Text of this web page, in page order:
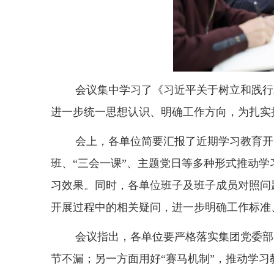
会议集中学习了《习近平关于树立和践
进一步统一思想认识、明确工作方向，为扎
会上，各单位简要汇报了近期学习教育
班、“三会一课”、主题党日等多种形式推动
习效果。同时，各单位班子及班子成员对照
开展过程中的相关疑问，进一步明确工作标
会议指出，各单位要严格落实集团党委
节不漏；另一方面用好“赛马机制”，推动学